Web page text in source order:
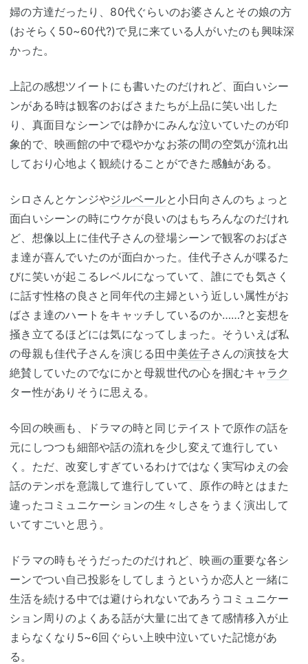
婦の方達だったり、80代ぐらいのお婆さんとその娘の方
(おそらく50~60代?)で見に来ている人がいたのも興味深
かった。
上記の感想ツイートにも書いたのだけれど、面白いシー
ンがある時は観客のおばさまたちが上品に笑い出した
り、真面目なシーンでは静かにみんな泣いていたのが印
象的で、映画館の中で穏やかなお茶の間の空気が流れ出
しており心地よく観続けることができた感触がある。
シロさんとケンジやジルベールと小日向さんのちょっと
面白いシーンの時にウケが良いのはもちろんなのだけれ
ど、想像以上に佳代子さんの登場シーンで観客のおばさ
ま達が喜んでいたのが面白かった。佳代子さんが喋るた
びに笑いが起こるレベルになっていて、誰にでも気さく
に話す性格の良さと同年代の主婦という近しい属性がお
ばさま達のハートをキャッチしているのか……?と妄想を
掻き立てるほどには気になってしまった。そういえば私
の母親も佳代子さんを演じる田中美佐子 さんの演技を大
絶賛していたのでなにかと母親世代の心を掴むキャラク
ター性がありそうに思える。
今回の映画も、ドラマの時と同じテイストで原作の話を
元にしつつも細部や話の流れを少し変えて進行してい
く。ただ、改変しすぎているわけではなく実写ゆえの会
話のテンポを意識して進行していて、原作の時とはまた
違ったコミュニケーションの生々しさをうまく演出して
いてすごいと思う。
ドラマの時もそうだったのだけれど、映画の重要な各シ
ーンでつい自己投影をしてしまうというか恋人と一緒に
生活を続ける中では避けられないであろうコミュニケー
ション周りのよくある話が大量に出てきて感情移入が止
まらなくなり5~6回ぐらい上映中泣いていた記憶があ
る。